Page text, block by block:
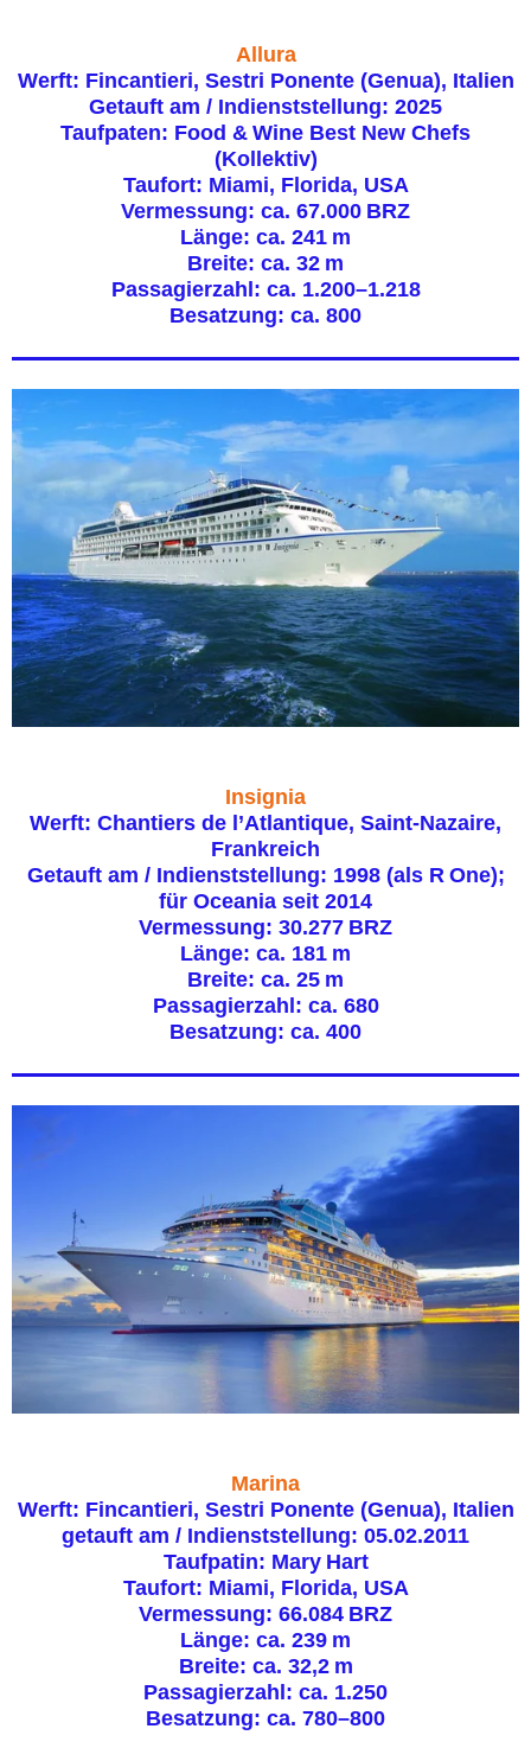
Allura
Werft: Fincantieri, Sestri Ponente (Genua), Italien
Getauft am / Indienststellung: 2025
Taufpaten: Food & Wine Best New Chefs
(Kollektiv)
Taufort: Miami, Florida, USA
Vermessung: ca. 67.000 BRZ
Länge: ca. 241 m
Breite: ca. 32 m
Passagierzahl: ca. 1.200–1.218
Besatzung: ca. 800
Insignia
Werft: Chantiers de l’Atlantique, Saint‑Nazaire,
Frankreich
Getauft am / Indienststellung: 1998 (als R One);
für Oceania seit 2014
Vermessung: 30.277 BRZ
Länge: ca. 181 m
Breite: ca. 25 m
Passagierzahl: ca. 680
Besatzung: ca. 400
Marina
Werft: Fincantieri, Sestri Ponente (Genua), Italien
getauft am / Indienststellung: 05.02.2011
Taufpatin: Mary Hart
Taufort: Miami, Florida, USA
Vermessung: 66.084 BRZ
Länge: ca. 239 m
Breite: ca. 32,2 m
Passagierzahl: ca. 1.250
Besatzung: ca. 780–800